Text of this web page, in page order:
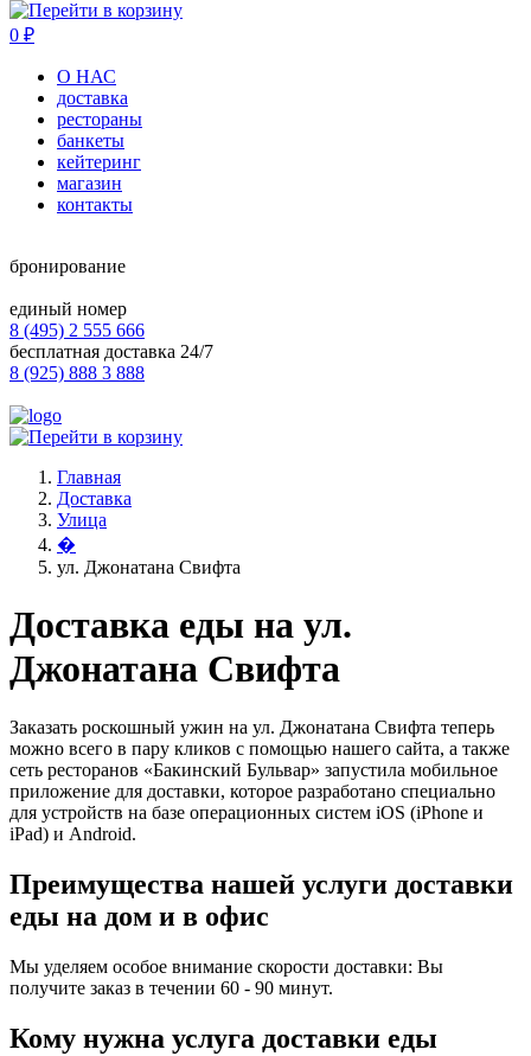
0 ₽
О НАС
доставка
рестораны
банкеты
кейтеринг
магазин
контакты
бронирование
единый номер
8 (495) 2 555 666
бесплатная доставка 24/7
8 (925) 888 3 888
Главная
Доставка
Улица
�
ул. Джонатана Свифта
Доставка еды на ул.
Джонатана Свифта
Заказать роскошный ужин на ул. Джонатана Свифта теперь
можно всего в пару кликов с помощью нашего сайта, а также
сеть ресторанов «Бакинский Бульвар» запустила мобильное
приложение для доставки, которое разработано специально
для устройств на базе операционных систем iOS (iPhone и
iPad) и Android.
Преимущества нашей услуги доставки
еды на дом и в офис
Мы уделяем особое внимание скорости доставки: Вы
получите заказ в течении 60 - 90 минут.
Кому нужна услуга доставки еды